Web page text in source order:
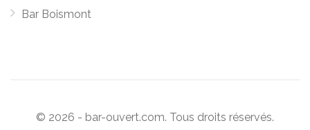
Bar Boismont
© 2026 - bar-ouvert.com. Tous droits réservés.